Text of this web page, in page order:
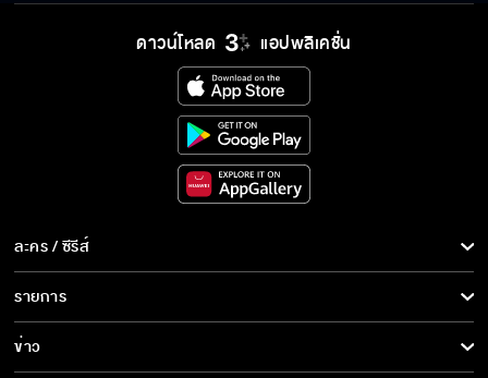
ดาวน์โหลด แอปพลิเคชั่น
ละคร / ซีรีส์
ละคร/ซีรีส์
ซีรีส์นานาชาติ
การ์ตูน & เกม
รายการ
รายการทั้งหมด
ข่าว